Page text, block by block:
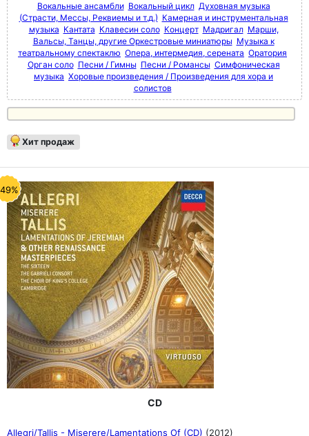
Вокальные ансамбли Вокальный цикл Духовная музыка
(Страсти, Мессы, Реквиемы и т.д.) Камерная и инструментальная
музыка Кантата Клавесин соло Концерт Мадригал Марши,
Вальсы, Танцы, другие Оркестровые миниатюры Музыка к
театральному спектаклю Опера, интермедия, серената Оратория
Орган соло Песни / Гимны Песни / Романсы Симфоническая
музыка Хоровые произведения / Произведения для хора и
солистов
Хит продаж
CD
Allegri/Tallis - Miserere/Lamentations Of (CD) (2012)